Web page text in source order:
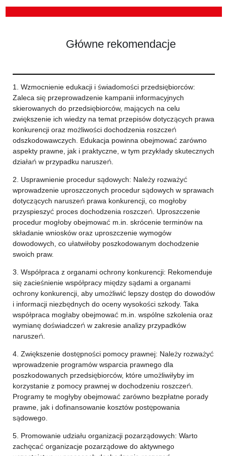
Główne rekomendacje
1. Wzmocnienie edukacji i świadomości przedsiębiorców:
Zaleca się przeprowadzenie kampanii informacyjnych
skierowanych do przedsiębiorców, mających na celu
zwiększenie ich wiedzy na temat przepisów dotyczących prawa
konkurencji oraz możliwości dochodzenia roszczeń
odszkodowawczych. Edukacja powinna obejmować zarówno
aspekty prawne, jak i praktyczne, w tym przykłady skutecznych
działań w przypadku naruszeń.
2. Usprawnienie procedur sądowych: Należy rozważyć
wprowadzenie uproszczonych procedur sądowych w sprawach
dotyczących naruszeń prawa konkurencji, co mogłoby
przyspieszyć proces dochodzenia roszczeń. Uproszczenie
procedur mogłoby obejmować m.in. skrócenie terminów na
składanie wniosków oraz uproszczenie wymogów
dowodowych, co ułatwiłoby poszkodowanym dochodzenie
swoich praw.
3. Współpraca z organami ochrony konkurencji: Rekomenduje
się zacieśnienie współpracy między sądami a organami
ochrony konkurencji, aby umożliwić lepszy dostęp do dowodów
i informacji niezbędnych do oceny wysokości szkody. Taka
współpraca mogłaby obejmować m.in. wspólne szkolenia oraz
wymianę doświadczeń w zakresie analizy przypadków
naruszeń.
4. Zwiększenie dostępności pomocy prawnej: Należy rozważyć
wprowadzenie programów wsparcia prawnego dla
poszkodowanych przedsiębiorców, które umożliwiłyby im
korzystanie z pomocy prawnej w dochodzeniu roszczeń.
Programy te mogłyby obejmować zarówno bezpłatne porady
prawne, jak i dofinansowanie kosztów postępowania
sądowego.
5. Promowanie udziału organizacji pozarządowych: Warto
zachęcać organizacje pozarządowe do aktywnego